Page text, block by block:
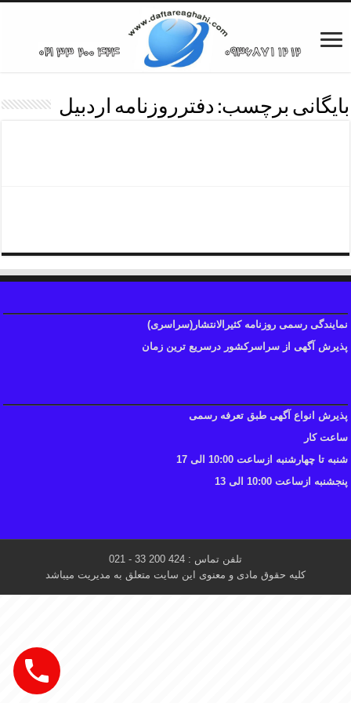
بایگانی برچسب: دفترروزنامه اردبیل
نمایندگی رسمی روزنامه کثیرالانتشار(سراسری)
پذیرش آگهی از سراسرکشور درسریع ترین زمان
پذیرش انواع آگهی طبق تعرفه رسمی
ساعت کار
شنبه تا چهارشنبه ازساعت 10:00 الی 17
پنجشنبه ازساعت 10:00 الی 13
تلفن تماس : 424 200 33 - 021
کلیه حقوق مادی و معنوی این سایت متعلق به مدیریت میباشد